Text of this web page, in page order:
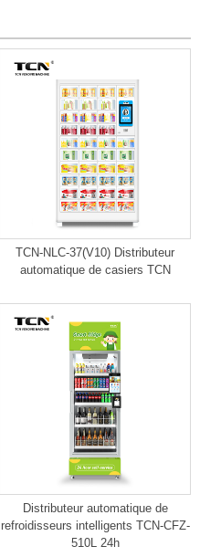
TCN-NLC-37(V10) Distributeur
automatique de casiers TCN
Distributeur automatique de
refroidisseurs intelligents TCN-CFZ-
510L 24h